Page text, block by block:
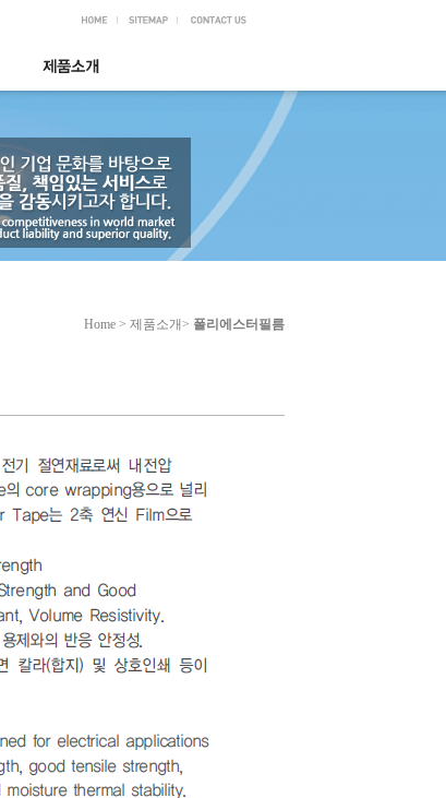
Home > 제품소개> 폴리에스터필름